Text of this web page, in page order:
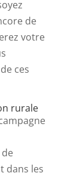
de
votre
ces
rurale
dans les